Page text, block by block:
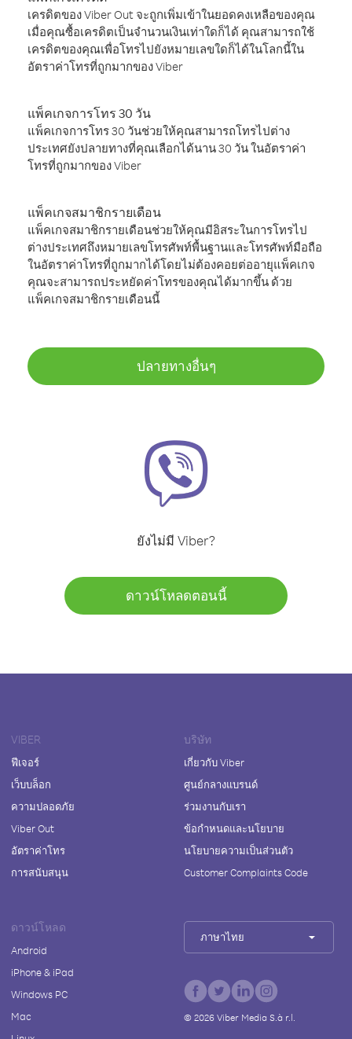
เครดิตของ Viber Out จะถูกเพิ่มเข้าในยอดคงเหลือของคุณ
เมื่อคุณซื้อเครดิตเป็นจำนวนเงินเท่าใดก็ได้ คุณสามารถใช้
เครดิตของคุณเพื่อโทรไปยังหมายเลขใดก็ได้ในโลกนี้ใน
อัตราค่าโทรที่ถูกมากของ Viber
แพ็คเกจการโทร 30 วัน
แพ็คเกจการโทร 30 วันช่วยให้คุณสามารถโทรไปต่าง
ประเทศยังปลายทางที่คุณเลือกได้นาน 30 วัน ในอัตราค่า
โทรที่ถูกมากของ Viber
แพ็คเกจสมาชิกรายเดือน
แพ็คเกจสมาชิกรายเดือนช่วยให้คุณมีอิสระในการโทรไป
ต่างประเทศถึงหมายเลขโทรศัพท์พื้นฐานและโทรศัพท์มือถือ
ในอัตราค่าโทรที่ถูกมากได้โดยไม่ต้องคอยต่ออายุแพ็คเกจ
คุณจะสามารถประหยัดค่าโทรของคุณได้มากขึ้น ด้วย
แพ็คเกจสมาชิกรายเดือนนี้
ปลายทางอื่นๆ
ยังไม่มี Viber?
ดาวน์โหลดตอนนี้
VIBER
ฟีเจอร์
เว็บบล็อก
ความปลอดภัย
Viber Out
อัตราค่าโทร
การสนับสนุน
บริษัท
เกี่ยวกับ Viber
ศูนย์กลางแบรนด์
ร่วมงานกับเรา
ข้อกำหนดและนโยบาย
นโยบายความเป็นส่วนตัว
Customer Complaints Code
ดาวน์โหลด
Android
iPhone & iPad
Windows PC
Mac
ภาษาไทย
© 2026Viber Media S.à r.l.